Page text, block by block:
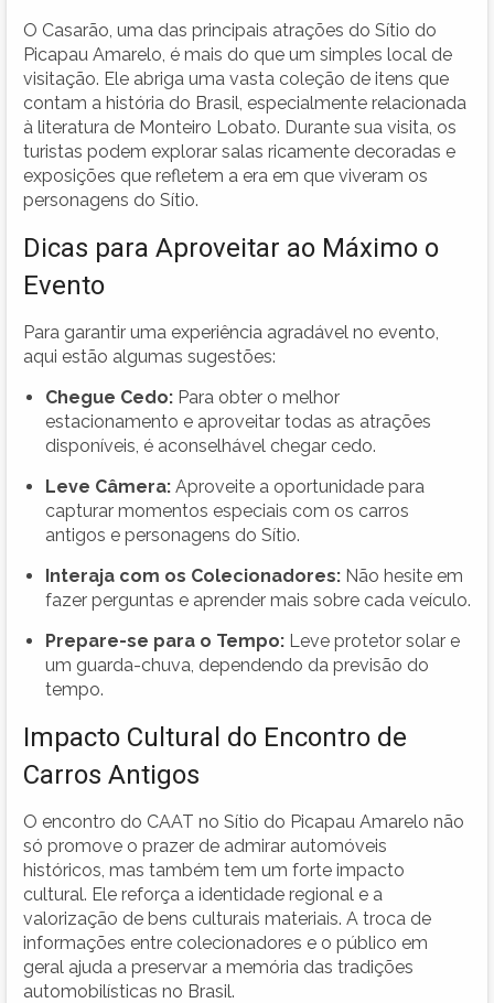
O Casarão, uma das principais atrações do Sítio do
Picapau Amarelo, é mais do que um simples local de
visitação. Ele abriga uma vasta coleção de itens que
contam a história do Brasil, especialmente relacionada
à literatura de Monteiro Lobato. Durante sua visita, os
turistas podem explorar salas ricamente decoradas e
exposições que refletem a era em que viveram os
personagens do Sítio.
Dicas para Aproveitar ao Máximo o
Evento
Para garantir uma experiência agradável no evento,
aqui estão algumas sugestões:
Chegue Cedo: Para obter o melhor
estacionamento e aproveitar todas as atrações
disponíveis, é aconselhável chegar cedo.
Leve Câmera: Aproveite a oportunidade para
capturar momentos especiais com os carros
antigos e personagens do Sítio.
Interaja com os Colecionadores: Não hesite em
fazer perguntas e aprender mais sobre cada veículo.
Prepare-se para o Tempo: Leve protetor solar e
um guarda-chuva, dependendo da previsão do
tempo.
Impacto Cultural do Encontro de
Carros Antigos
O encontro do CAAT no Sítio do Picapau Amarelo não
só promove o prazer de admirar automóveis
históricos, mas também tem um forte impacto
cultural. Ele reforça a identidade regional e a
valorização de bens culturais materiais. A troca de
informações entre colecionadores e o público em
geral ajuda a preservar a memória das tradições
automobilísticas no Brasil.